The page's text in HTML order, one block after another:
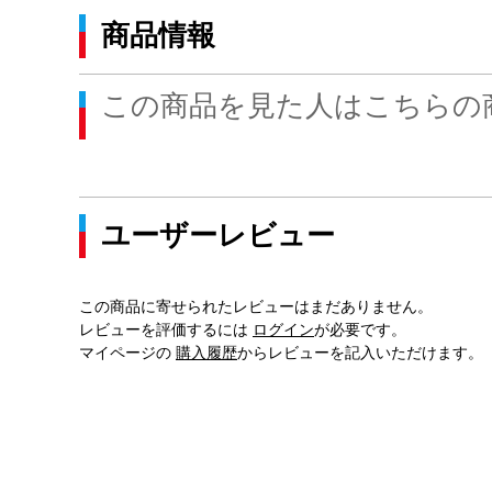
商品情報
この商品を見た人はこちら
ユーザーレビュー
この商品に寄せられたレビューはまだありません。
レビューを評価するには ログインが必要です。
マイページの 購入履歴からレビューを記入いただけます。